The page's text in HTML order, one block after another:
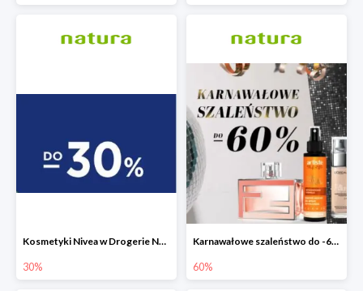
Kosmetyki Nivea w Drogerie Natura do -30%
30%
Karnawałowe szaleństwo do -60% w Drogerie Natura
60%